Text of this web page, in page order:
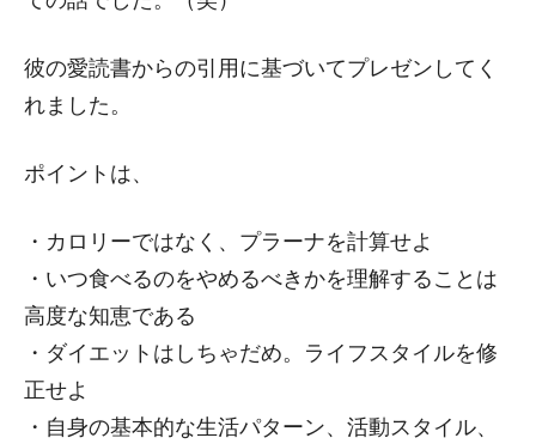
彼の愛読書からの引用に基づいてプレゼンしてく
れました。
ポイントは、
・カロリーではなく、プラーナを計算せよ
・いつ食べるのをやめるべきかを理解することは
高度な知恵である
・ダイエットはしちゃだめ。ライフスタイルを修
正せよ
・自身の基本的な生活パターン、活動スタイル、